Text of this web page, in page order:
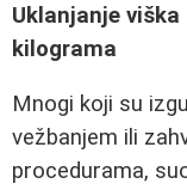
Uklanjanje
kilograma
Mnogi koji su
vežbanjem ili
procedurama,